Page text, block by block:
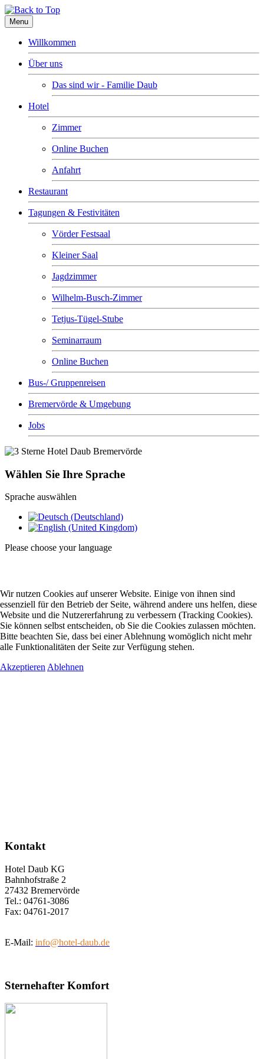
Menu
Willkommen
Über uns
Das sind wir - Familie Daub
Hotel
Zimmer
Online Buchen
Anfahrt
Restaurant
Tagungen & Festivitäten
Vörder Festsaal
Kleiner Saal
Jagdzimmer
Wilhelm-Busch-Zimmer
Tetjus-Tügel-Stube
Seminarraum
Online Buchen
Bus-/ Gruppenreisen
Bremervörde & Umgebung
Jobs
Wählen Sie Ihre Sprache
Sprache auswählen
Please choose your language
Kontakt
Hotel Daub KG
Bahnhofstraße 2
27432 Bremervörde
Tel.: 04761-3086
Fax: 04761-2017
E-Mail: info@hotel-daub.de
Sternehafter Komfort
Wir nutzen Cookies auf unserer Website. Einige von ihnen sind
essenziell für den Betrieb der Seite, während andere uns helfen, diese
Website und die Nutzererfahrung zu verbessern (Tracking Cookies).
Sie können selbst entscheiden, ob Sie die Cookies zulassen möchten.
Bitte beachten Sie, dass bei einer Ablehnung womöglich nicht mehr
alle Funktionalitäten der Seite zur Verfügung stehen.
Akzeptieren Ablehnen